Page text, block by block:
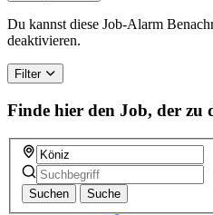
Du kannst diese Job-Alarm
deaktivieren.
Filter
Finde hier den Job, der zu
Suchen Suche